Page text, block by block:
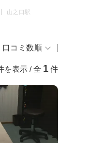
山之口駅
口コミ数順
を表示 / 全 1 件